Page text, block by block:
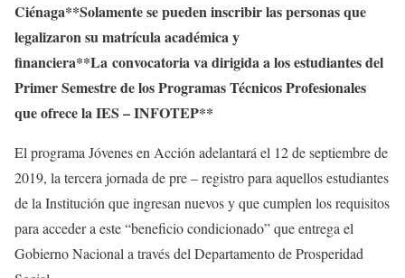
Ciénaga**Solamente se pueden inscribir las personas que
legalizaron su matrícula académica y
financiera**La convocatoria va dirigida a los estudiantes del
Primer Semestre de los Programas Técnicos Profesionales
que ofrece la IES – INFOTEP**
El programa Jóvenes en Acción adelantará el 12 de septiembre de
2019, la tercera jornada de pre – registro para aquellos estudiantes
de la Institución que ingresan nuevos y que cumplen los requisitos
para acceder a este “beneficio condicionado” que entrega el
Gobierno Nacional a través del Departamento de Prosperidad